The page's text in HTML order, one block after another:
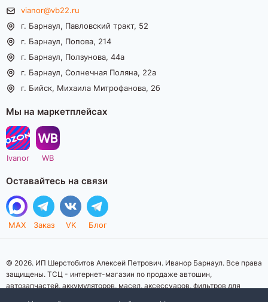
vianor@vb22.ru
г. Барнаул, Павловский тракт, 52
г. Барнаул, Попова, 214
г. Барнаул, Ползунова, 44а
г. Барнаул, Солнечная Поляна, 22а
г. Бийск, Михаила Митрофанова, 2б
Мы на маркетплейсах
Ivanor WB
Оставайтесь на связи
MAX Заказ VK Блог
© 2026. ИП Шерстобитов Алексей Петрович. Иванор Барнаул. Все права
защищены. ТСЦ - интернет-магазин по продаже автошин,
автозапчастей, аккумуляторов, масел, аксессуаров, фильтров для